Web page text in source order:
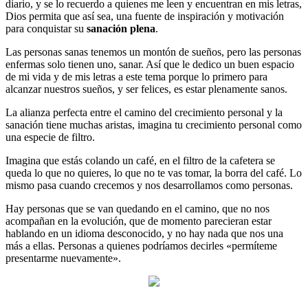
diario, y se lo recuerdo a quienes me leen y encuentran en mis letras,
Dios permita que así sea, una fuente de inspiración y motivación
para conquistar su sanación plena.
Las personas sanas tenemos un montón de sueños, pero las personas
enfermas solo tienen uno, sanar. Así que le dedico un buen espacio
de mi vida y de mis letras a este tema porque lo primero para
alcanzar nuestros sueños, y ser felices, es estar plenamente sanos.
La alianza perfecta entre el camino del crecimiento personal y la
sanación tiene muchas aristas, imagina tu crecimiento personal como
una especie de filtro.
Imagina que estás colando un café, en el filtro de la cafetera se
queda lo que no quieres, lo que no te vas tomar, la borra del café. Lo
mismo pasa cuando crecemos y nos desarrollamos como personas.
Hay personas que se van quedando en el camino, que no nos
acompañan en la evolución, que de momento parecieran estar
hablando en un idioma desconocido, y no hay nada que nos una
más a ellas. Personas a quienes podríamos decirles «permíteme
presentarme nuevamente».